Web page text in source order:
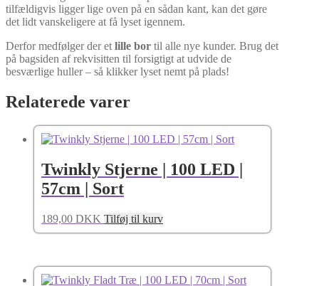
tilfældigvis ligger lige oven på en sådan kant, kan det gøre
det lidt vanskeligere at få lyset igennem.
Derfor medfølger der et lille bor til alle nye kunder. Brug det
på bagsiden af rekvisitten til forsigtigt at udvide de
besværlige huller – så klikker lyset nemt på plads!
Relaterede varer
Twinkly Stjerne | 100 LED |
57cm | Sort
189,00 DKK Tilføj til kurv